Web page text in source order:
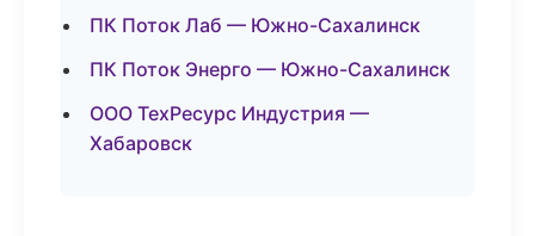
ПК Поток Лаб — Южно-Сахалинск
ПК Поток Энерго — Южно-Сахалинск
ООО ТехРесурс Индустрия —
Хабаровск